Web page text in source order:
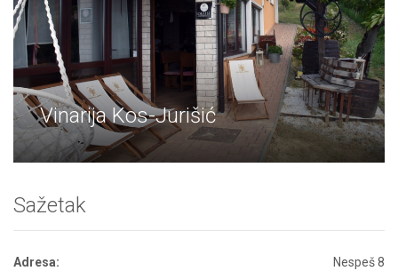
Vinarija Kos-Jurišić
Sažetak
Adresa:
Nespeš 8